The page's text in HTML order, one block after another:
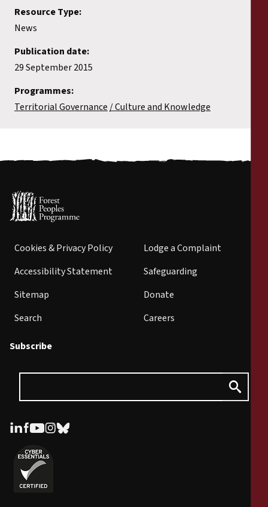
Resource Type:
News
Publication date:
29 September 2015
Programmes:
Territorial Governance Culture and Knowledge
Cookies & Privacy Policy
Accessibility Statement
Sitemap
Search
Lodge a Complaint
Safeguarding
Donate
Careers
Subscribe